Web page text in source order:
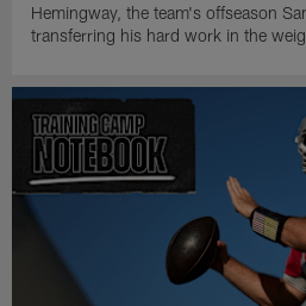
Hemingway, the team's offseason
transferring his hard work in the